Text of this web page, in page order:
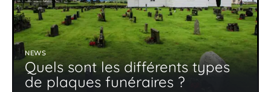
NEWS
Quels sont les différents types
de plaques funéraires ?